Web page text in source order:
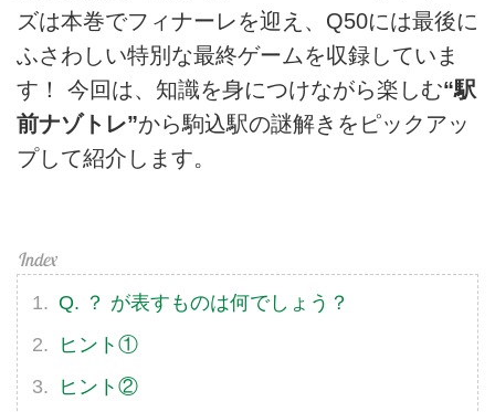
ズは本巻でフィナーレを迎え、Q50には最後に
ふさわしい特別な最終ゲームを収録していま
す！ 今回は、知識を身につけながら楽しむ“駅
前ナゾトレ”から駒込駅の謎解きをピックアッ
プして紹介します。
Q. ？ が表すものは何でしょう？
ヒント①
ヒント②